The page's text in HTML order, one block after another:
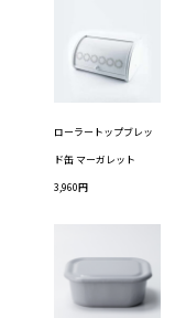
ローラートップブレッ
ド缶 マーガレット
3,960円